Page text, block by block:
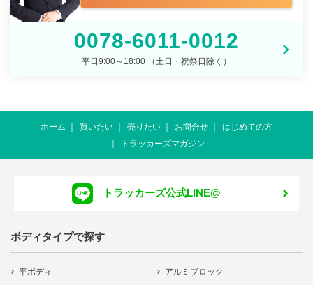
0078-6011-0012
平日9:00～18:00 （土日・祝祭日除く）
ホーム 買いたい 売りたい お問合せ
はじめての方
トラッカーズマガジン
トラッカーズ公式LINE@
ボディタイプで探す
平ボディ アルミブロック